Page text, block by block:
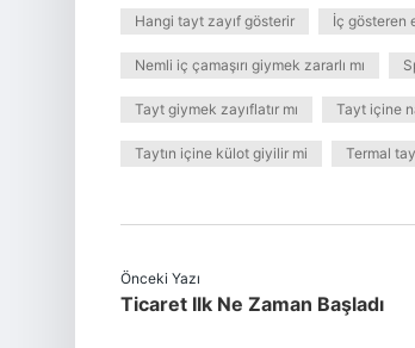
Hangi tayt zayıf gösterir İç gösteren
Nemli iç çamaşırı giymek zararlı mı
Tayt giymek zayıflatır mı Tayt içine
Taytın içine külot giyilir mi Termal
Önceki Yazı
Ticaret Ilk Ne Zaman Başladı